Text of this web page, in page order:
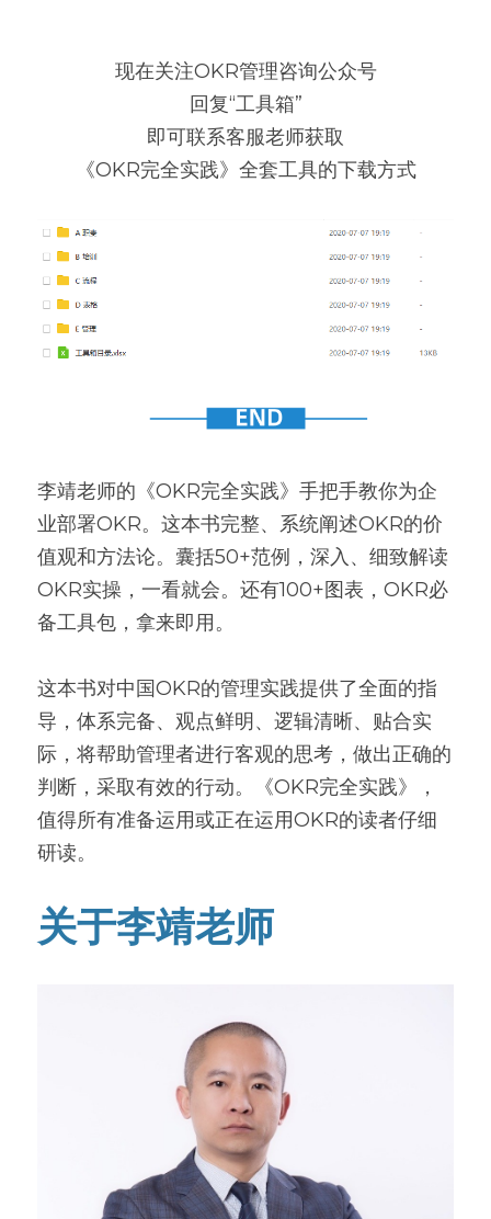
现在关注OKR管理咨询公众号
回复“工具箱”
即可联系客服老师获取
《OKR完全实践》全套工具的下载方式
李靖老师的《OKR完全实践》手把手教你为企
业部署OKR。这本书完整、系统阐述OKR的价
值观和方法论。囊括50+范例，深入、细致解读
OKR实操，一看就会。还有100+图表，OKR必
备工具包，拿来即用。
这本书对中国OKR的管理实践提供了全面的指
导，体系完备、观点鲜明、逻辑清晰、贴合实
际，将帮助管理者进行客观的思考，做出正确的
判断，采取有效的行动。《OKR完全实践》，
值得所有准备运用或正在运用OKR的读者仔细
研读。
关于李靖老师